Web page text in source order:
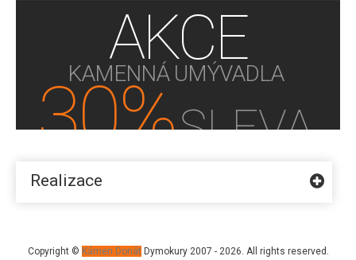
AKCE
KAMENNÁ UMÝVADLA
30%SLEVA
Realizace
Copyright © Kámen Donát Dymokury 2007 - 2026. All rights reserved.